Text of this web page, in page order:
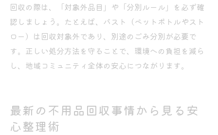
回収の際は、「対象外品目」や「分別ルール」を必ず確
認しましょう。たとえば、パスト（ペットボトルやスト
ロー）は回収対象外であり、別途のごみ分別が必要で
す。正しい処分方法を守ることで、環境への負担を減ら
し、地域コミュニティ全体の安心につながります。
最新の不用品回収事情から見る安
心整理術